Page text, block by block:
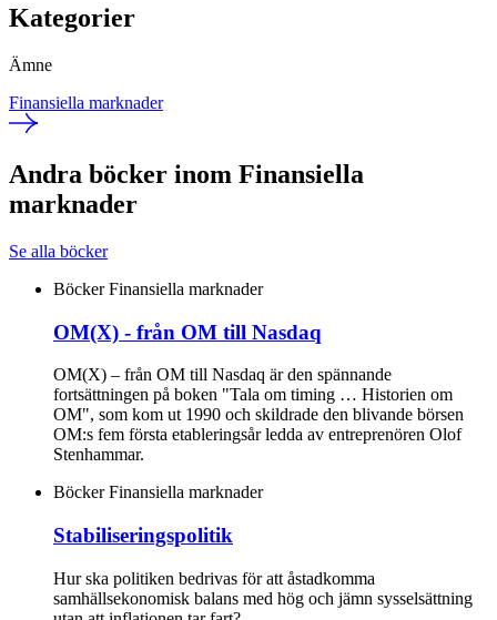
Kategorier
Ämne
Finansiella marknader
Andra böcker inom Finansiella
marknader
Se alla böcker
Böcker Finansiella marknader
OM(X) - från OM till Nasdaq
OM(X) – från OM till Nasdaq är den spännande
fortsättningen på boken "Tala om timing … Historien om
OM", som kom ut 1990 och skildrade den blivande börsen
OM:s fem första etableringsår ledda av entreprenören Olof
Stenhammar.
Böcker Finansiella marknader
Stabiliseringspolitik
Hur ska politiken bedrivas för att åstadkomma
samhällsekonomisk balans med hög och jämn sysselsättning